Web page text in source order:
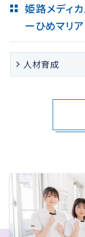
姫路メディ
ーひめマリア
人材育成